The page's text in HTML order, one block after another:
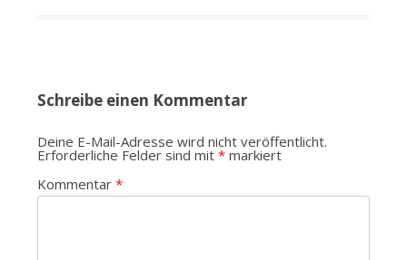
Schreibe einen Kommentar
Deine E-Mail-Adresse wird nicht veröffentlicht.
Erforderliche Felder sind mit *markiert
Kommentar *